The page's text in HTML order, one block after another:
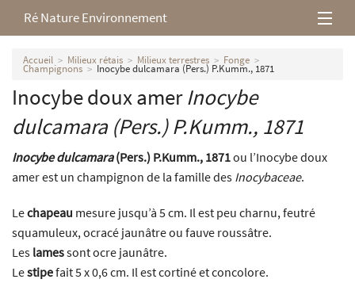
Ré Nature Environnement
L’association
Milieux rétais
Nos parutions
Accueil Milieux rétais Milieux terrestres Fonge
Champignons Inocybe dulcamara (Pers.) P.Kumm., 1871
Inocybe doux amer Inocybe
dulcamara(Pers.) P.Kumm., 1871
Inocybe dulcamara(Pers.) P.Kumm., 1871ou l’Inocybe doux
amer est un champignon de la famille des Inocybaceae.
Lechapeau mesure jusqu’à 5 cm. Il est peu charnu, feutré
squamuleux, ocracé jaunâtre ou fauve roussâtre.
Les lamessont ocre jaunâtre.
Lestipefait 5 x 0,6 cm. Il est cortiné et concolore.